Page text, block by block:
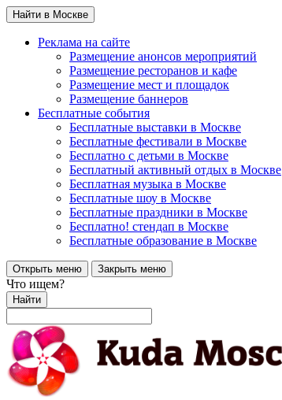
Найти в Москве
Реклама на сайте
Размещение анонсов мероприятий
Размещение ресторанов и кафе
Размещение мест и площадок
Размещение баннеров
Бесплатные события
Бесплатные выставки в Москве
Бесплатные фестивали в Москве
Бесплатно с детьми в Москве
Бесплатный активный отдых в Москве
Бесплатная музыка в Москве
Бесплатные шоу в Москве
Бесплатные праздники в Москве
Бесплатно! стендап в Москве
Бесплатные образование в Москве
Открыть меню Закрыть меню
Что ищем?
Найти